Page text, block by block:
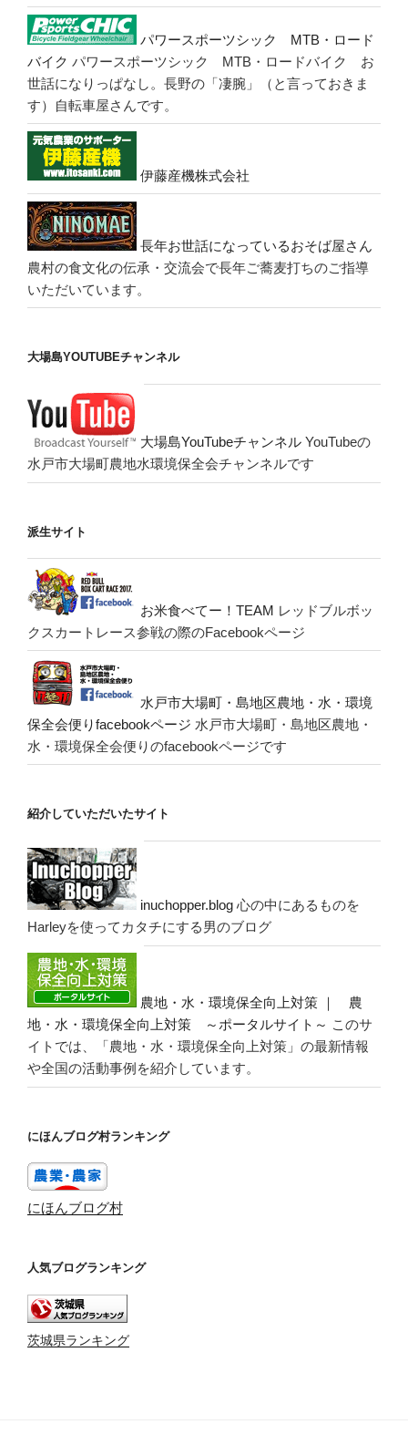
パワースポーツシック MTB・ロード
バイク パワースポーツシック MTB・ロードバイク お
世話になりっぱなし。長野の「凄腕」（と言っておきま
す）自転車屋さんです。
伊藤産機株式会社
長年お世話になっているおそば屋さん
農村の食文化の伝承・交流会で長年ご蕎麦打ちのご指導
いただいています。
大場島YOUTUBEチャンネル
大場島YouTubeチャンネル YouTubeの
水戸市大場町農地水環境保全会チャンネルです
派生サイト
お米食べてー！TEAM レッドブルボッ
クスカートレース参戦の際のFacebookページ
水戸市大場町・島地区農地・水・環境
保全会便りfacebookページ 水戸市大場町・島地区農地・
水・環境保全会便りのfacebookページです
紹介していただいたサイト
inuchopper.blog 心の中にあるものを
Harleyを使ってカタチにする男のブログ
農地・水・環境保全向上対策 ｜ 農
地・水・環境保全向上対策 ～ポータルサイト～ このサ
イトでは、「農地・水・環境保全向上対策」の最新情報
や全国の活動事例を紹介しています。
にほんブログ村ランキング
にほんブログ村
人気ブログランキング
茨城県ランキング